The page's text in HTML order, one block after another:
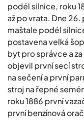
podél silnice, roku
až po vrata. Dne
maštale podél
postavena velká
byt pro správce a za
objevil první secí
na sečení a první
stroj na řepné
roku 1886 první
první benzínová